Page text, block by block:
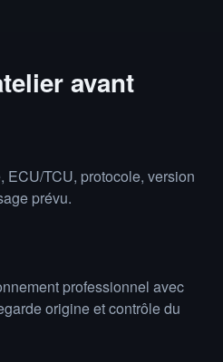
avant
ECU/TCU, protocole, version
prévu.
professionnel avec
origine et contrôle du